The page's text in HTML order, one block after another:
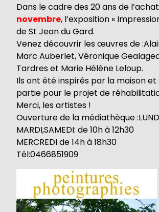
Dans le cadre des 20 ans de
novembre, l’exposition «
de St Jean du Gard.
Venez découvrir les œuvres de
Marc Auberlet, Véronique
Tardres et Marie Hélène Leloup.
Ils ont été inspirés par la maison
partie pour le projet de
Merci, les artistes !
Ouverture de la médiathèque
MARDI,SAMEDI: de 10h à 12h30
MERCREDI de 14h à 18h30
Tél:0466851909